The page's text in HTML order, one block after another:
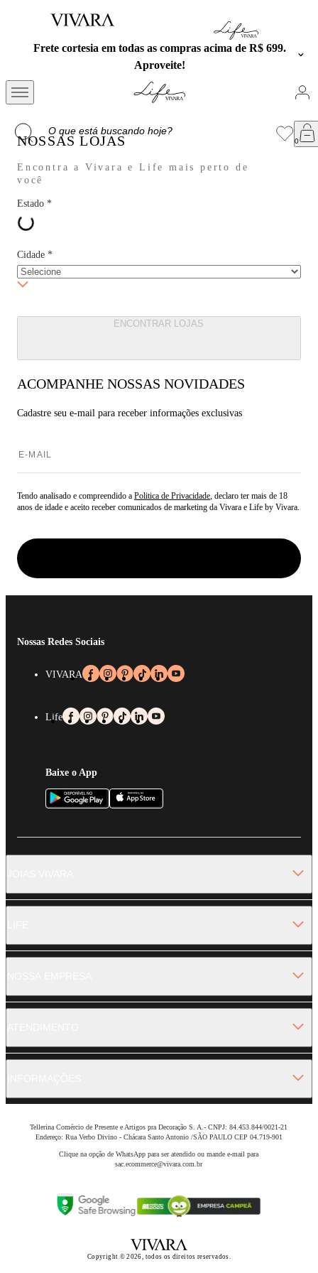
acima de R$ 699.
Exclusivo no APP: 15% Off na
NOSSAS LOJAS
Encontra a Vivara e Life mais perto de
você
Estado *
Cidade *
ENCONTRAR LOJAS
ACOMPANHE NOSSAS NOVIDADES
Cadastre seu e-mail para receber informações exclusivas
Tendo analisado e compreendido a Politica de Privacidade, declaro ter mais de 18
anos de idade e aceito receber comunicados de marketing da Vivara e Life by Vivara.
Nossas Redes Sociais
VIVARA
Life
Baixe o App
Tellerina Comércio de Presente e Artigos pra Decoração S. A.- CNPJ: 84.453.844/0021-21
Endereço: Rua Verbo Divino - Chácara Santo Antonio /SÃO PAULO CEP 04.719-901
Clique na opção de WhatsApp para ser atendido ou mande e-mail para
sac.ecommerce@vivara.com.br
Copyright © 2026, todos os direitos reservados.